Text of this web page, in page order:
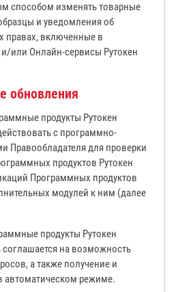
способом изменять товарные
и уведомления об
правах, включенные в
или Онлайн-сервисы Рутокен
обновления
продукты Рутокен
с программно-
Правообладателя для проверки
продуктов Рутокен
Программных продуктов
модулей к ним (далее
продукты Рутокен
соглашается на возможность
а также получение и
автоматическом режиме.